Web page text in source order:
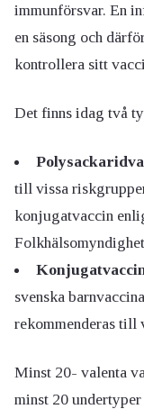
immunförsvar. En
en säsong och
kontrollera sitt
Det finns idag två
till vissa
konjugatvaccin
svenska
rekommenderas till
Minst 20- valenta
minst 20